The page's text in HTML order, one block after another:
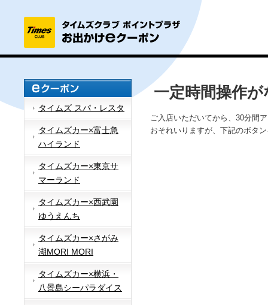
タイムズ スパ・レスタ
タイムズカー×富士急
ハイランド
タイムズカー×東京サ
マーランド
タイムズカー×西武園
ゆうえんち
タイムズカー×さがみ
湖MORI MORI
タイムズカー×横浜・
八景島シーパラダイス
一定時間操作
ご入店いただいてから、30分間
おそれいりますが、下記のボタ